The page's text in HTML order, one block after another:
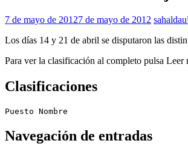
7 de mayo de 20127 de mayo de 2012 sahaldau
Los días 14 y 21 de abril se disputaron las
Para ver la clasificación al completo pulsa
Clasificaciones
Puesto Nombre
Navegación de entradas